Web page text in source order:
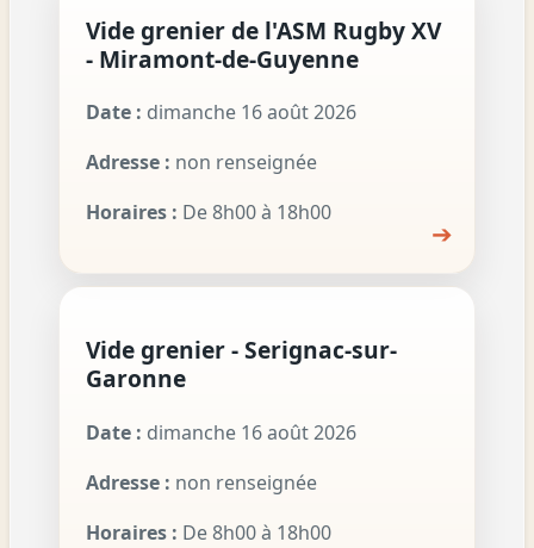
Vide grenier de l'ASM Rugby XV
- Miramont-de-Guyenne
Date : dimanche 16 août 2026
Adresse : non renseignée
Horaires : De 8h00 à 18h00
➔
Vide grenier - Serignac-sur-
Garonne
Date : dimanche 16 août 2026
Adresse : non renseignée
Horaires : De 8h00 à 18h00